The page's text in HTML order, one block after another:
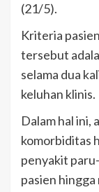
(21/5).
Kriteria
tersebut
selama dua
keluhan klinis.
Dalam hal
komorbiditas
penyakit
pasien